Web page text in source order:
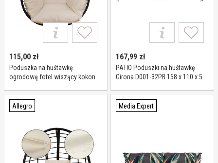
115,00 zł
Poduszka na huśtawkę
ogrodową fotel wiszący kokon
167,99 zł
PATIO Poduszki na huśtawkę
Girona D001-32PB 158 x 110 x 5
Allegro Media Expert